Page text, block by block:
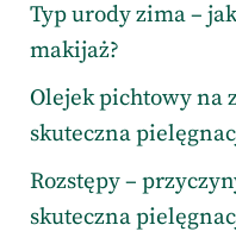
Typ urody zima –
makijaż?
Olejek pichtowy na
skuteczna
Rozstępy –
skuteczna